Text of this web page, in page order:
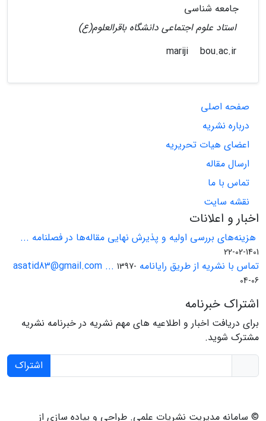
جامعه شناسی
استاد علوم اجتماعی دانشگاه باقرالعلوم(ع)
bou.ac.ir
صفحه اصلی
درباره نشریه
اعضای هیات تحریریه
ارسال مقاله
تماس با ما
نقشه سایت
اخبار و اعلانات
هزینه‌های بررسی اولیه و پذیرش نهایی مقاله‌ها در فصلنامه ...
1401-02-22
تماس با نشریه از طریق رایانامه asatid83@gmail.com ... 1397-
04-06
اشتراک خبرنامه
برای دریافت اخبار و اطلاعیه های مهم نشریه در خبرنامه نشریه
مشترک شوید.
اشتراک
© سامانه مدیریت نشریات علمی. طراحی و پیاده سازی از